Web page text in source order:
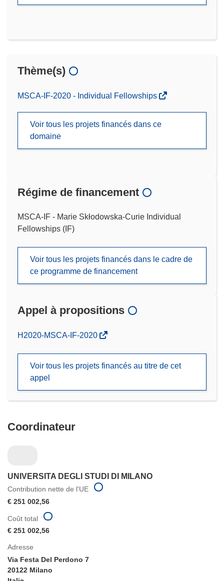
Thème(s)
MSCA-IF-2020 - Individual Fellowships
Voir tous les projets financés dans ce
domaine
Régime de financement
MSCA-IF - Marie Skłodowska-Curie Individual
Fellowships (IF)
Voir tous les projets financés dans le cadre de
ce programme de financement
Appel à propositions
(s’ouvre
nouvelle
fenêtre)
H2020-MSCA-IF-2020
Voir tous les projets financés au titre de cet
appel
Coordinateur
UNIVERSITA DEGLI STUDI DI MILANO
Contribution nette de l'UE
€ 251 002,56
Adresse
Via Festa Del Perdono 7
20122 Milano
Coût total
€ 251 002,56